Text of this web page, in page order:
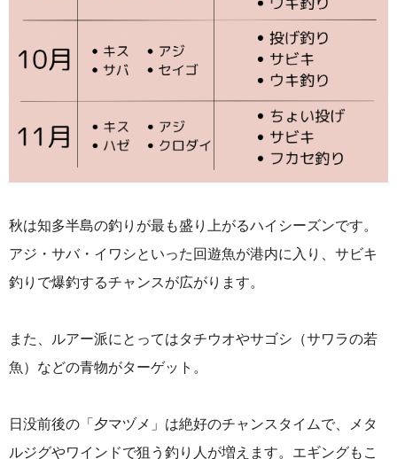
秋は知多半島の釣りが最も盛り上がるハイシーズンです。
アジ・サバ・イワシといった回遊魚が港内に入り、サビキ
釣りで爆釣するチャンスが広がります。
また、ルアー派にとってはタチウオやサゴシ（サワラの若
魚）などの青物がターゲット。
日没前後の「夕マヅメ」は絶好のチャンスタイムで、メタ
ルジグやワインドで狙う釣り人が増えます。エギングもこ